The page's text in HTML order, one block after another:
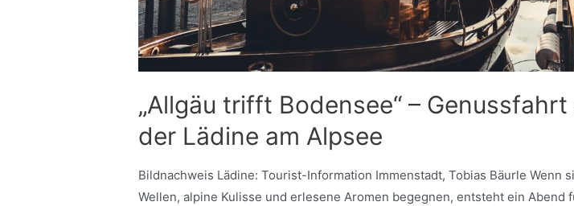
„Allgäu trifft Bodensee“ –
der Lädine am Alpsee
Bildnachweis Lädine: Tourist-Information Immenstadt, Tobias Bäurle Wenn
Wellen, alpine Kulisse und erlesene Aromen begegnen, entsteht ein Abend